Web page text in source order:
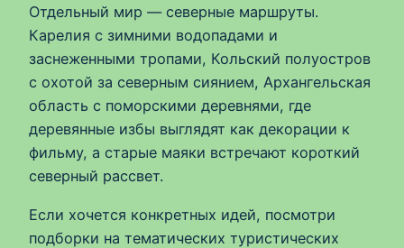
Отдельный мир — северные маршруты.
Карелия с зимними водопадами и
заснеженными тропами, Кольский полуостров
с охотой за северным сиянием, Архангельская
область с поморскими деревнями, где
деревянные избы выглядят как декорации к
фильму, а старые маяки встречают короткий
северный рассвет.
Если хочется конкретных идей, посмотри
подборки на тематических туристических